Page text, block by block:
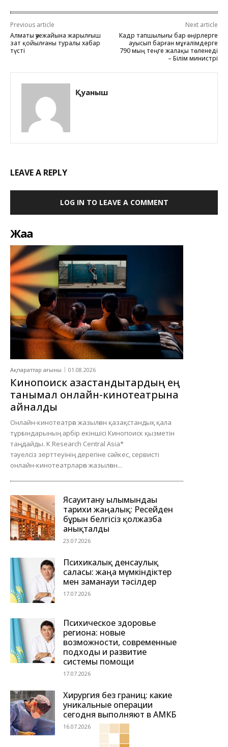
Previous article
Алматы әуежайына жарылғыш
зат қойылғаны туралы хабар
түсті
Next article
Кадр тапшылығы бар өңірлерге
ауысып барған мұғалімдерге
790 мың теңге жалақы төленеді
– Білім министрі
Қуаныш
LEAVE A REPLY
LOG IN TO LEAVE A COMMENT
Жаңа
Ақпараттар ағыны 01.08.2026
Кинопоиск қазақстандықтардың ең
танымал онлайн-кинотеатрына
айналды
Онлайн-кинотеатрға жазылған қазақстандық қала
тұрғындарының әрбір екіншісі Кинопоиск қызметін
таңдайды. K Research Central Asia*
тәуелсіз зерттеуінің дерегіне сәйкес, сервисті
онлайн-кинотеатрларға жазылған...
Ясауитану ғылымындағы
тарихи жаңалық: Ресейден
бұрын белгісіз қолжазба
анықталды
23.07.2026
Психикалық денсаулық
саласы: жаңа мүмкіндіктер
мен заманауи тәсілдер
17.07.2026
Психическое здоровье
региона: новые
возможности, современные
подходы и развитие
системы помощи
17.07.2026
Хирургия без границ: какие
уникальные операции
сегодня выполняют в АМКБ
16.07.2026